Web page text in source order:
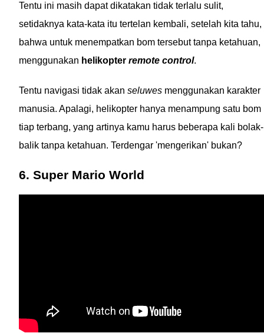
Tentu ini masih dapat dikatakan tidak terlalu sulit,
setidaknya kata-kata itu tertelan kembali, setelah kita tahu,
bahwa untuk menempatkan bom tersebut tanpa ketahuan,
menggunakan helikopter remote control.
Tentu navigasi tidak akan seluwes menggunakan karakter
manusia. Apalagi, helikopter hanya menampung satu bom
tiap terbang, yang artinya kamu harus beberapa kali bolak-
balik tanpa ketahuan. Terdengar 'mengerikan' bukan?
6. Super Mario World